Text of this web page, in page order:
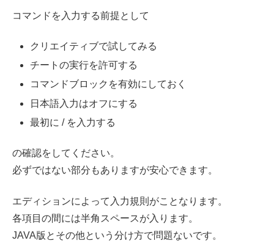
コマンドを入力する前提として
クリエイティブで試してみる
チートの実行を許可する
コマンドブロックを有効にしておく
日本語入力はオフにする
最初に / を入力する
の確認をしてください。
必ずではない部分もありますが安心できます。
エディションによって入力規則がことなります。
各項目の間には半角スペースが入ります。
JAVA版とその他という分け方で問題ないです。